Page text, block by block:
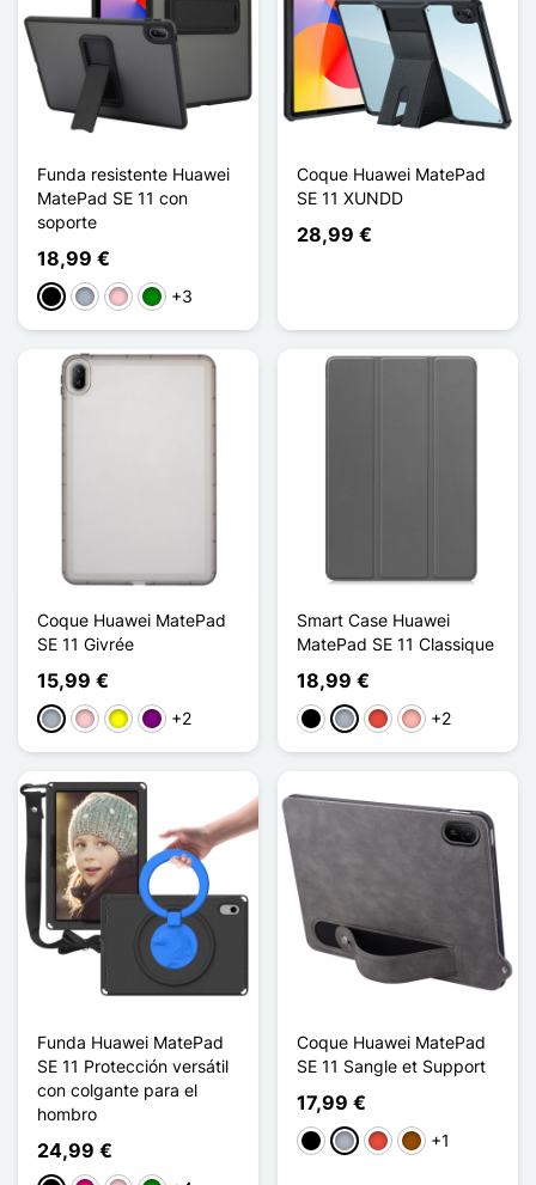
Funda resistente Huawei
MatePad SE 11 con
soporte
18,99 €
NegroGris RosaVerde
+3
Coque Huawei MatePad
SE 11 XUNDD
28,99 €
Coque Huawei MatePad
SE 11 Givrée
15,99 €
Gris RosaAmarilloPúrpura
+2
Smart Case Huawei
MatePad SE 11 Classique
18,99 €
Negro
Gris RojoOro rosa
+2
Funda Huawei MatePad
SE 11 Protección versátil
con colgante para el
hombro
24,99 €
Coque Huawei MatePad
SE 11 Sangle et Support
17,99 €
Negro
Gris RojoMarrón
+1